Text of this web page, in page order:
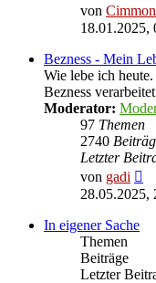
von
18.01.2025,
Bezness - Mein
Wie lebe ich
Bezness
Moderator:
97 Themen
2740
Letzter
von gadi
28.05.2025,
In eigener Sache
Themen
Beiträge
Letzter